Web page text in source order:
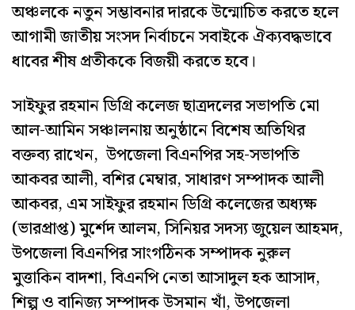
অঞ্চলকে নতুন সম্ভাবনার দারকে উন্মোচিত করতে হলে
আগামী জাতীয় সংসদ নির্বাচনে সবাইকে ঐক্যবদ্ধভাবে
ধাবের শীষ প্রতীককে বিজয়ী করতে হবে।
সাইফুর রহমান ডিগ্রি কলেজ ছাত্রদলের সভাপতি মো
আল-আমিন সঞ্চালনায় অনুষ্ঠানে বিশেষ অতিথির
বক্তব্য রাখেন, উপজেলা বিএনপির সহ-সভাপতি
আকবর আলী, বশির মেম্বার, সাধারণ সম্পাদক আলী
আকবর, এম সাইফুর রহমান ডিগ্রি কলেজের অধ্যক্ষ
(ভারপ্রাপ্ত) মুর্শেদ আলম, সিনিয়র সদস্য জুয়েল আহমদ,
উপজেলা বিএনপির সাংগঠিনক সম্পাদক নুরুল
মুত্তাকিন বাদশা, বিএনপি নেতা আসাদুল হক আসাদ,
শিল্প ও বানিজ্য সম্পাদক উসমান খাঁ, উপজেলা